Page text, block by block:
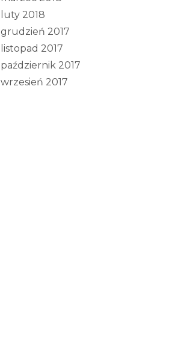
luty 2018
grudzień 2017
listopad 2017
październik 2017
wrzesień 2017